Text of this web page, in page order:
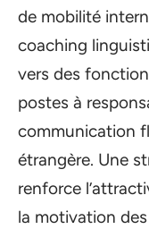
de mobilité
coaching
vers des
postes à
communication
étrangère. Une
renforce
la motivation des